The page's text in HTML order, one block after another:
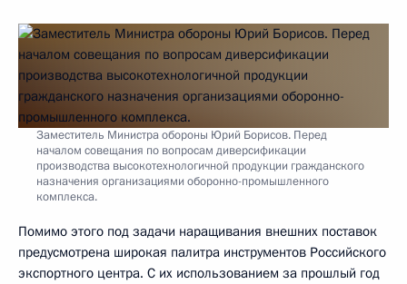
Заместитель Министра обороны Юрий Борисов. Перед
началом совещания по вопросам диверсификации
производства высокотехнологичной продукции гражданского
назначения организациями оборонно-промышленного
комплекса.
Помимо этого под задачи наращивания внешних поставок
предусмотрена широкая палитра инструментов Российского
экспортного центра. С их использованием за прошлый год